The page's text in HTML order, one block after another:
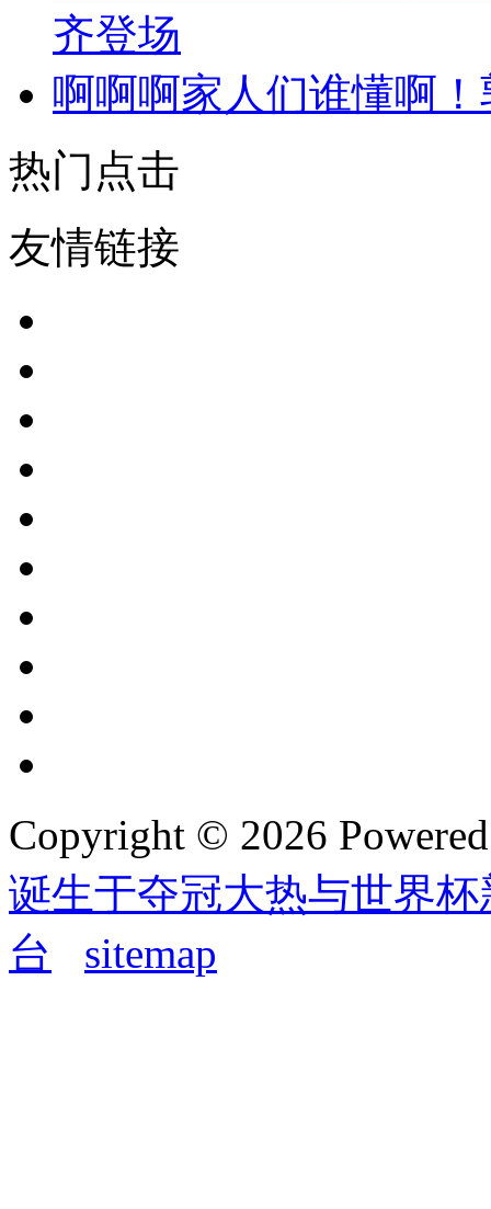
齐登场
啊啊啊家人们谁懂啊
热门点击
友情链接
Copyright © 2026
诞生于夺冠大热与世界
台
sitemap